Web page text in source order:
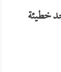
خطيئة